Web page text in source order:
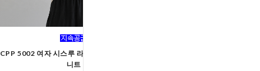
CPP 5002 여자 시스루 라운드 골지 얇은 반팔
니트